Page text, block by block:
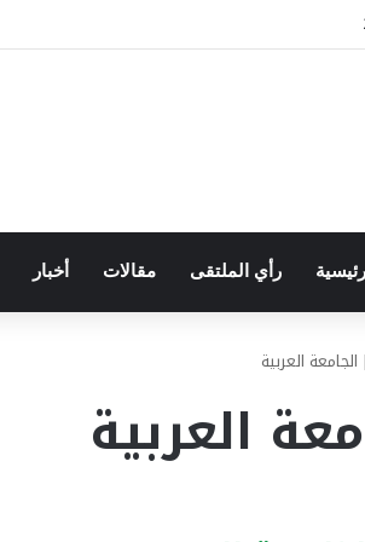
رأي الملتقى مقالات أخبار
| الجامعة العربية
العربية